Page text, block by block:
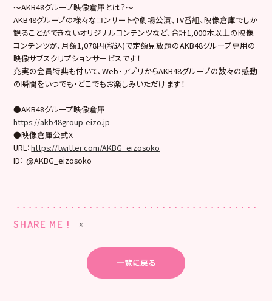
～AKB48グループ映像倉庫とは？～
AKB48グループの様々なコンサートや劇場公演、TV番組、映像倉庫でしか
観ることができないオリジナルコンテンツなど、合計1,000本以上の映像
コンテンツが、月額1,078円(税込)で定額見放題のAKB48グループ専用の
映像サブスクリプションサービスです！
充実の会員特典も付いて、Web・アプリからAKB48グループの数々の感動
の瞬間をいつでも・どこでもお楽しみいただけます！
●AKB48グループ映像倉庫
https://akb48group-eizo.jp
●映像倉庫公式X
URL：https://twitter.com/AKBG_eizosoko
ID： @AKBG_eizosoko
SHARE ME !
一覧に戻る